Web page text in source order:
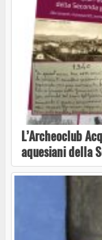
L’Archeoclub
aquesiani della